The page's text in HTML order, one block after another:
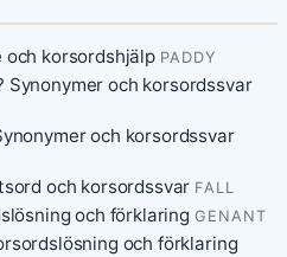
och korsordshjälp PADDY
och korsordssvar
och korsordssvar
och korsordssvar FALL
och förklaring GENANT
och förklaring